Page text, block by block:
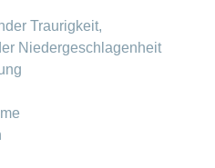
Traurigkeit,
Niedergeschlagenheit